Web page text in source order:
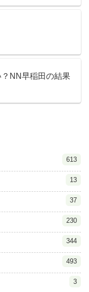
NN早稲田の結果
613
13
37
230
344
493
3